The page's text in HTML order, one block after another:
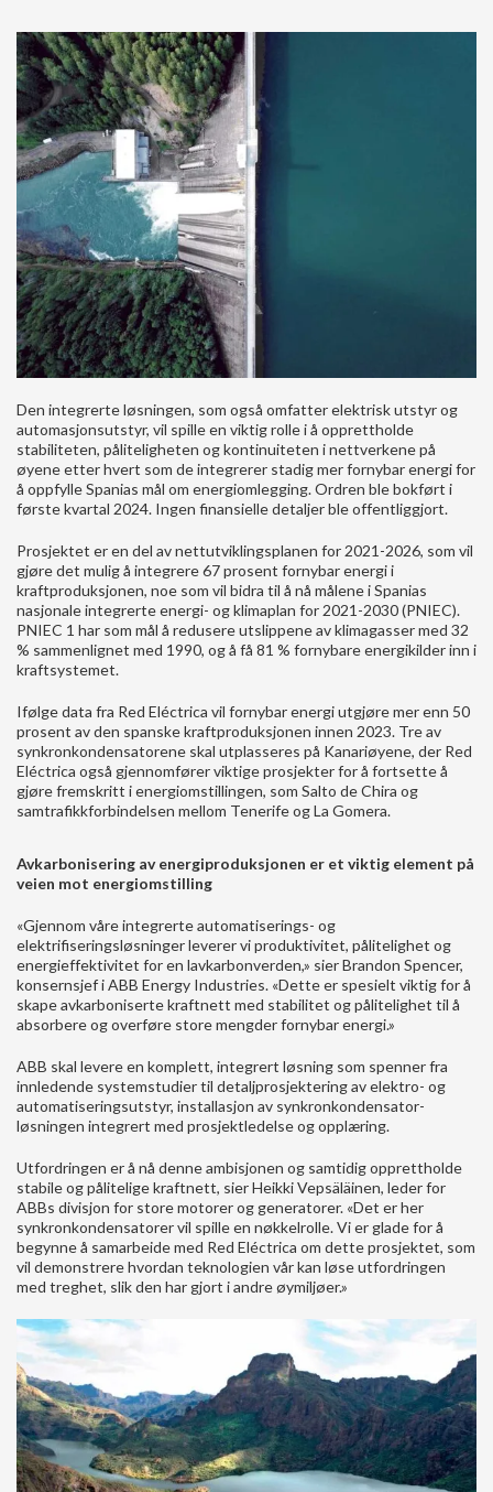
Den integrerte løsningen, som også omfatter elektrisk utstyr og
automasjonsutstyr, vil spille en viktig rolle i å opprettholde
stabiliteten, påliteligheten og kontinuiteten i nettverkene på
øyene etter hvert som de integrerer stadig mer fornybar energi for
å oppfylle Spanias mål om energiomlegging. Ordren ble bokført i
første kvartal 2024. Ingen finansielle detaljer ble offentliggjort.
Prosjektet er en del av nettutviklingsplanen for 2021-2026, som vil
gjøre det mulig å integrere 67 prosent fornybar energi i
kraftproduksjonen, noe som vil bidra til å nå målene i Spanias
nasjonale integrerte energi- og klimaplan for 2021-2030 (PNIEC).
PNIEC 1 har som mål å redusere utslippene av klimagasser med 32
% sammenlignet med 1990, og å få 81 % fornybare energikilder inn i
kraftsystemet.
Ifølge data fra Red Eléctrica vil fornybar energi utgjøre mer enn 50
prosent av den spanske kraftproduksjonen innen 2023. Tre av
synkronkondensatorene skal utplasseres på Kanariøyene, der Red
Eléctrica også gjennomfører viktige prosjekter for å fortsette å
gjøre fremskritt i energiomstillingen, som Salto de Chira og
samtrafikkforbindelsen mellom Tenerife og La Gomera.
Avkarbonisering av energiproduksjonen er et viktig element på
veien mot energiomstilling
«Gjennom våre integrerte automatiserings- og
elektrifiseringsløsninger leverer vi produktivitet, pålitelighet og
energieffektivitet for en lavkarbonverden,» sier Brandon Spencer,
konsernsjef i ABB Energy Industries. «Dette er spesielt viktig for å
skape avkarboniserte kraftnett med stabilitet og pålitelighet til å
absorbere og overføre store mengder fornybar energi.»
ABB skal levere en komplett, integrert løsning som spenner fra
innledende systemstudier til detaljprosjektering av elektro- og
automatiseringsutstyr, installasjon av synkronkondensator-
løsningen integrert med prosjektledelse og opplæring.
Utfordringen er å nå denne ambisjonen og samtidig opprettholde
stabile og pålitelige kraftnett, sier Heikki Vepsäläinen, leder for
ABBs divisjon for store motorer og generatorer. «Det er her
synkronkondensatorer vil spille en nøkkelrolle. Vi er glade for å
begynne å samarbeide med Red Eléctrica om dette prosjektet, som
vil demonstrere hvordan teknologien vår kan løse utfordringen
med treghet, slik den har gjort i andre øymiljøer.»